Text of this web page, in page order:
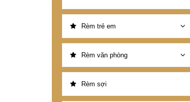
Rèm trẻ em
Rèm văn phòng
Rèm sợi